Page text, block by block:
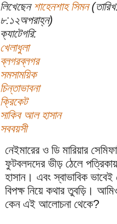
লিখেছেন শাহেনশাহ সিমন
৮:১২অপরাহ্ন)
ক্যাটেগরি:
খেলাধুলা
ব্লগরব্লগর
সমসাময়িক
চিন্তাভাবনা
ক্রিকেট
সাকিব আল হাসান
সববয়সী
নেইমারের ও ডি মারিয়ার
ফুটবলদদের ভীড় ঠেলে
হাসান। এবং স্বাভাবিক
বিপক্ষ নিয়ে কথার তুবড়ি।
কেন এই আলোচনা থেকে?